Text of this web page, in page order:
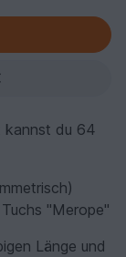
kannst du 64
"Merope"
Länge und